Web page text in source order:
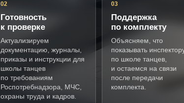
02
Готовность
к проверке
Актуализируем
документацию, журналы,
приказы и инструкции для
школы танцев
по требованиям
Роспотребнадзора, МЧС,
охраны труда и кадров.
03
Поддержка
по комплекту
Объясняем, что
показывать
по школе танцев,
и остаемся на связи
после передачи
комплекта.